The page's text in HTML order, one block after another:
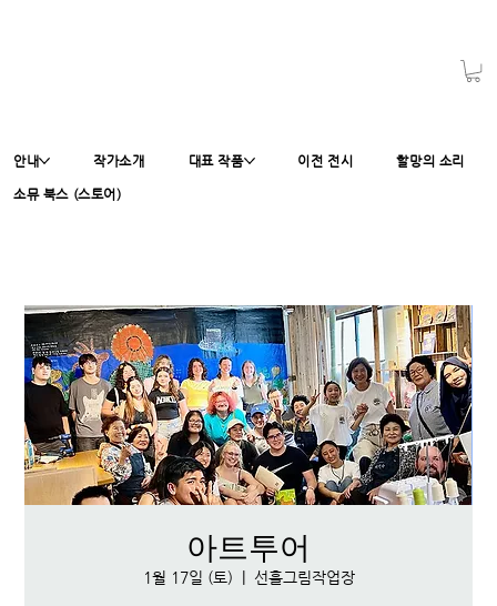
안내 작가소개 대표 작품 이전 전시 할망의 소리
소뮤 북스 (스토어)
아트투어
1월 17일 (토) 선흘그림작업장